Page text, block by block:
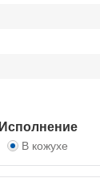
Исполнение
В кожухе